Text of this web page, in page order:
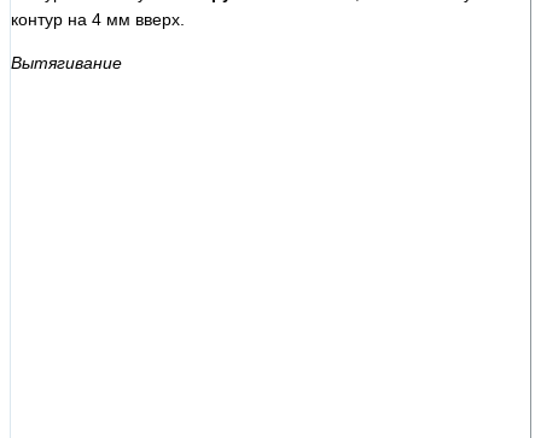
контур на 4 мм вверх.
Вытягивание